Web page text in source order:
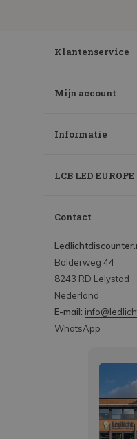
Klantenservice
Mijn account
Informatie
LCB LED EUROPE
Contact
Bolderweg 44
8243 RD Lelystad
Nederland
E-mail:
WhatsApp